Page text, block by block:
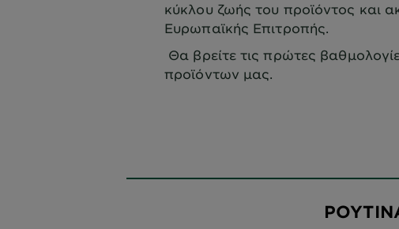
κύκλου ζωής του προϊόντος και
Ευρωπαϊκής Επιτροπής.
Θα βρείτε τις πρώτες
προϊόντων μας.